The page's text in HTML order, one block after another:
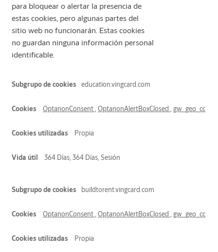
para bloquear o alertar la presencia de
estas cookies, pero algunas partes del
sitio web no funcionarán. Estas cookies
no guardan ninguna información personal
identificable.
Esenciales
education.vingcard.com
OptanonConsent, OptanonAlertBoxClosed , gw_geo_cc
Propia
364 Días, 364 Días, Sesión
buildtorent.vingcard.com
OptanonConsent, OptanonAlertBoxClosed , gw_geo_cc
Propia